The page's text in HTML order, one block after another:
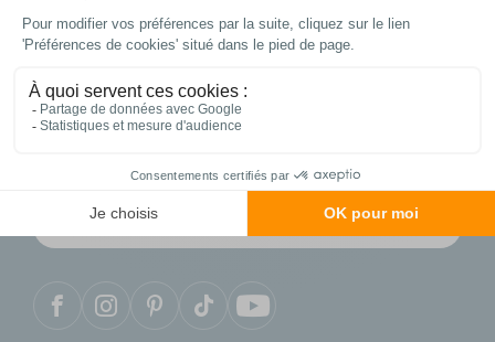
Contactez notre service client
du lundi au samedi de 9h à 18h
Notre service client est situé en France